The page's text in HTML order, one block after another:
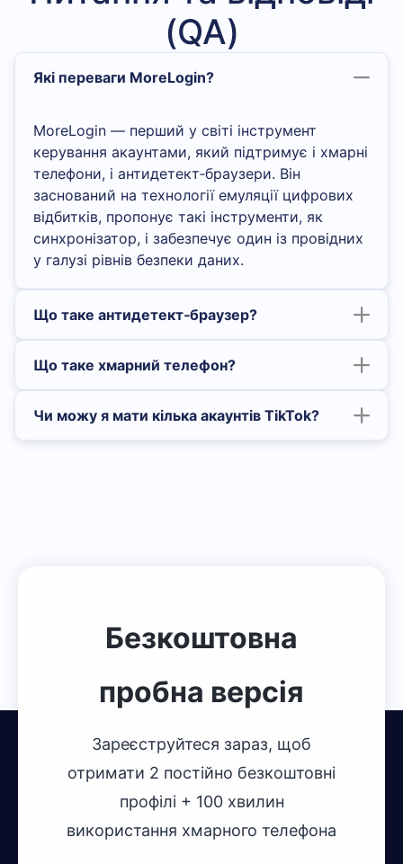
(QA)
Які переваги MoreLogin?
MoreLogin — перший у світі інструмент
керування акаунтами, який підтримує і хмарні
телефони, і антидетект‑браузери. Він
заснований на технології емуляції цифрових
відбитків, пропонує такі інструменти, як
синхронізатор, і забезпечує один із провідних
у галузі рівнів безпеки даних.
Що таке антидетект‑браузер?
антидетект‑браузер MoreLogin
Що таке хмарний телефон?
Чи можу я мати кілька акаунтів TikTok?
Безкоштовна
пробна версія
Зареєструйтеся зараз, щоб
отримати 2 постійно безкоштовні
профілі + 100 хвилин
використання хмарного телефона